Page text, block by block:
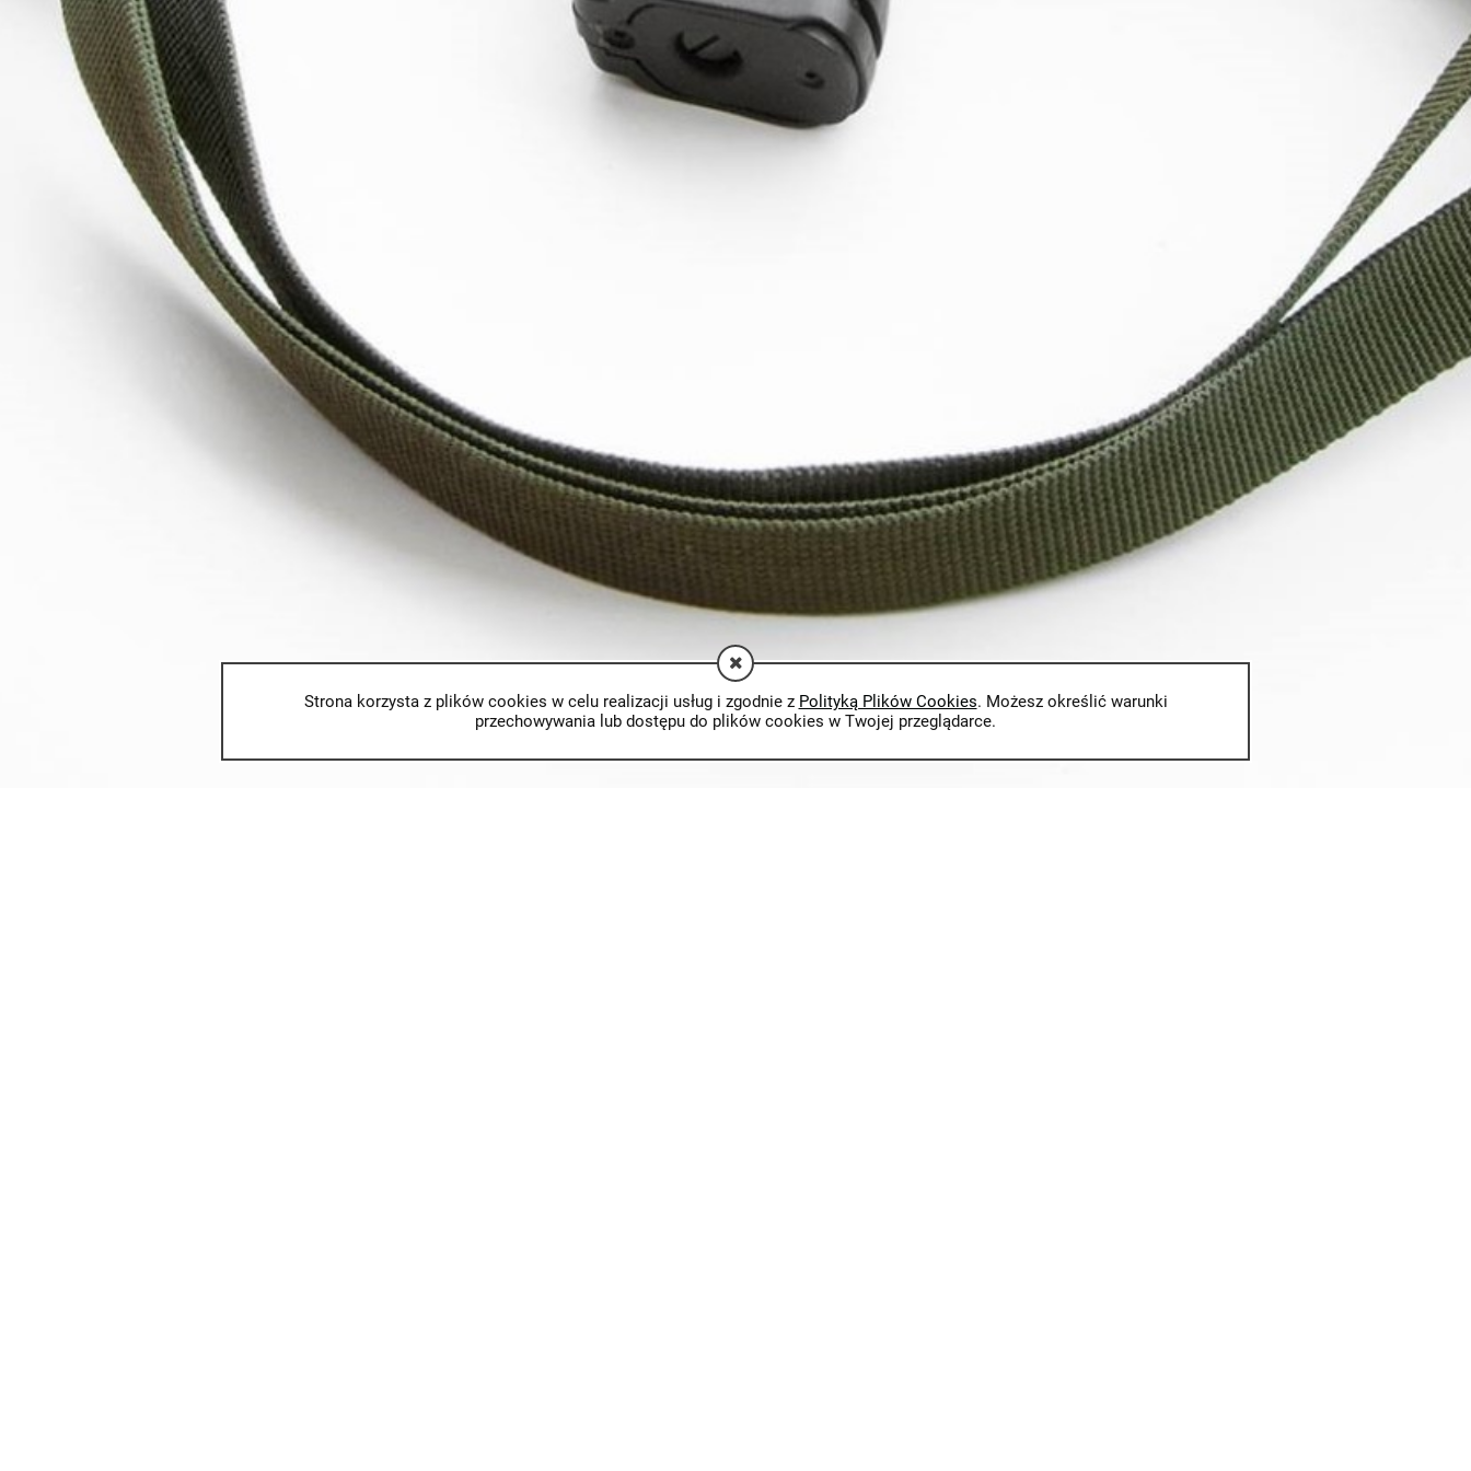
Strona korzysta z plików cookies w celu realizacji usług i zgodnie z Polityką Plików Cookies. Możesz określić warunki
przechowywania lub dostępu do plików cookies w Twojej przeglądarce.